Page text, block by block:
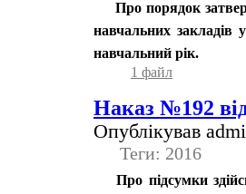
Про порядок
навчальних закладів
навчальний рік.
1 файл
Наказ №192
Опублікував
Теги: 2016
Про підсумки